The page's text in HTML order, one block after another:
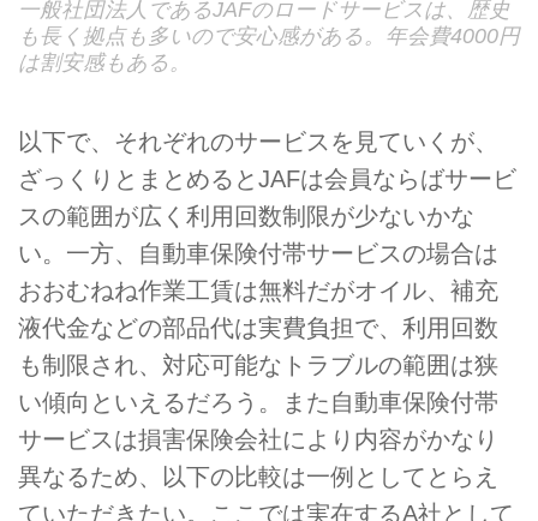
一般社団法人であるJAFのロードサービスは、歴史
も長く拠点も多いので安心感がある。年会費4000円
は割安感もある。
以下で、それぞれのサービスを見ていくが、
ざっくりとまとめるとJAFは会員ならばサービ
スの範囲が広く利用回数制限が少ないかな
い。一方、自動車保険付帯サービスの場合は
おおむねね作業工賃は無料だがオイル、補充
液代金などの部品代は実費負担で、利用回数
も制限され、対応可能なトラブルの範囲は狭
い傾向といえるだろう。また自動車保険付帯
サービスは損害保険会社により内容がかなり
異なるため、以下の比較は一例としてとらえ
ていただきたい。ここでは実在するA社として